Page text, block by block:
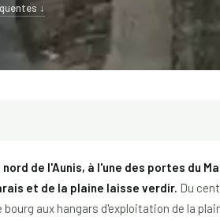
↓
de l'Aunis, à l'une des portes du
et de la plaine laisse verdir. Du
aux hangars d'exploitation de la